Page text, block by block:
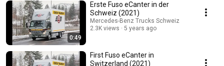
0:49
Erste Fuso eCanter in der
Schweiz (2021)
Mercedes-Benz Trucks Schweiz
2.3K views
5 years ago
First Fuso eCanter in
Switzerland (2021)